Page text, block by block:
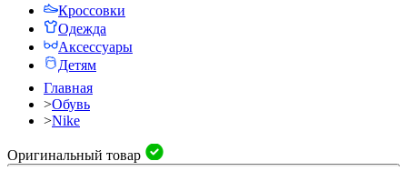
Кроссовки
Одежда
Аксессуары
Детям
Главная
>Обувь
>Nike
Оригинальный товар